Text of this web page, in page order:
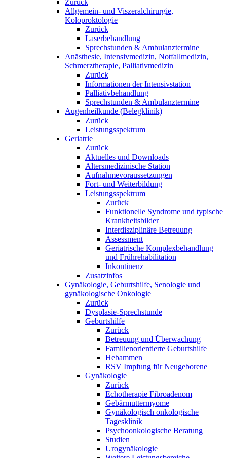
Zurück
Allgemein- und Viszeralchirurgie,
Koloproktologie
Zurück
Laserbehandlung
Sprechstunden & Ambulanztermine
Anästhesie, Intensivmedizin, Notfallmedizin,
Schmerztherapie, Palliativmedizin
Zurück
Informationen der Intensivstation
Palliativbehandlung
Sprechstunden & Ambulanztermine
Augenheilkunde (Belegklinik)
Zurück
Leistungsspektrum
Geriatrie
Zurück
Aktuelles und Downloads
Altersmedizinische Station
Aufnahmevoraussetzungen
Fort- und Weiterbildung
Leistungsspektrum
Zurück
Funktionelle Syndrome und typische
Krankheitsbilder
Interdisziplinäre Betreuung
Assessment
Geriatrische Komplexbehandlung
und Frührehabilitation
Inkontinenz
Zusatzinfos
Gynäkologie, Geburtshilfe, Senologie und
gynäkologische Onkologie
Zurück
Dysplasie-Sprechstunde
Geburtshilfe
Zurück
Betreuung und Überwachung
Familienorientierte Geburtshilfe
Hebammen
RSV Impfung für Neugeborene
Gynäkologie
Zurück
Echotherapie Fibroadenom
Gebärmuttermyome
Gynäkologisch onkologische
Tagesklinik
Psychoonkologische Beratung
Studien
Urogynäkologie